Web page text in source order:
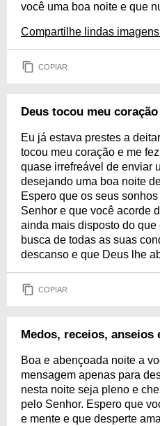
você uma boa noite e que
Compartilhe lindas
COPIAR
Deus tocou meu coração
Eu já estava prestes a
tocou meu coração e me
quase irrefreável de enviar
desejando uma boa noite
Espero que os seus
Senhor e que você acorde
ainda mais disposto do
busca de todas as suas
descanso e que Deus lhe
COPIAR
Medos, receios, anseios
Boa e abençoada noite a
mensagem apenas para
nesta noite seja pleno e
pelo Senhor. Espero que
e mente e que desperte